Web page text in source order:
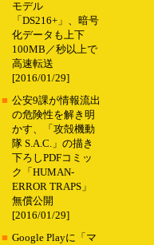
モデル
「DS216+」、暗号
化データも上下
100MB／秒以上で
高速転送
[2016/01/29]
■ 公安9課が情報流出
の危険性を解き明
かす、「攻殻機動
隊 S.A.C.」の描き
下ろしPDFコミッ
ク「HUMAN-
ERROR TRAPS」
無償公開
[2016/01/29]
■ Google Playに「マ